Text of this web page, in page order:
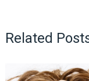
Related